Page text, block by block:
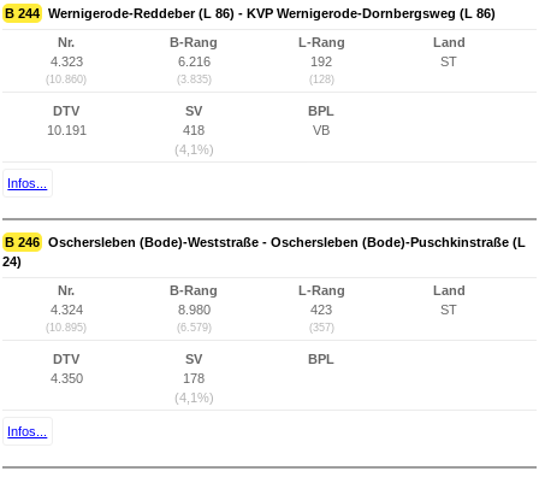
B 244 Wernigerode-Reddeber (L 86) - KVP Wernigerode-Dornbergsweg (L 86)
Nr.
4.323
(10.860)
B-Rang
6.216
(3.835)
L-Rang
192
(128)
Land
ST
DTV
10.191
SV
418
(4,1%)
BPL
VB
Infos...
B 246 Oschersleben (Bode)-Weststraße - Oschersleben (Bode)-Puschkinstraße (L
24)
Nr.
4.324
(10.895)
B-Rang
8.980
(6.579)
L-Rang
423
(357)
Land
ST
DTV
4.350
SV
178
(4,1%)
BPL
Infos...